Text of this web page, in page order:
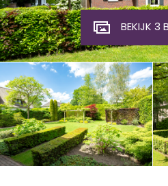
BEKIJK 3